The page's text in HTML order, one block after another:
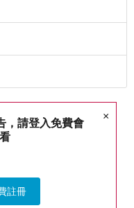
×
，請登入免費會
註冊